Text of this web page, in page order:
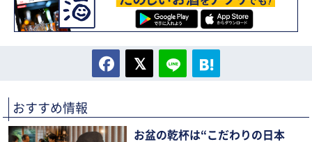
おすすめ情報
お盆の乾杯は“こだわりの日本